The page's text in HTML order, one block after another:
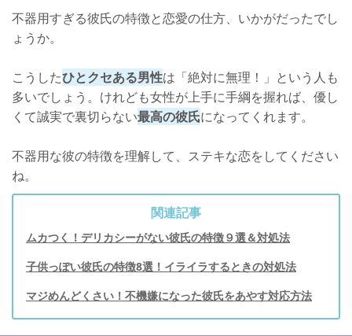
不器用すぎる彼氏の特徴と恋愛の仕方、いかがだったでし
ょうか。
こうしたひとクセある男性は「絶対に無理！」という人も
多いでしょう。けれども女性が上手に手綱を握れば、優し
くて誠実で裏切らない最高の彼氏になってくれます。
不器用な彼の特徴を理解して、ステキな恋をしてください
ね。
関連記事
ムカつく！デリカシーがない彼氏の特徴９選＆対処法
子供っぽい彼氏の特徴8選！イライラするときの対処法
マジめんどくさい！不機嫌になった彼氏をあやす対応方法